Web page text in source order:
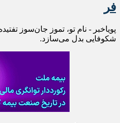
فر
پویاخبر - نام تو، تموز جان‌سوز
شکوفایی بدل می‌سازد.